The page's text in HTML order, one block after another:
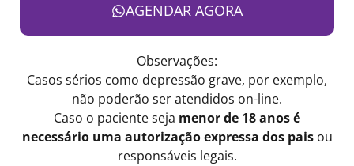
AGENDAR AGORA
Observações:
Casos sérios como depressão grave, por exemplo,
não poderão ser atendidos on-line.
Caso o paciente seja menor de 18 anos é
necessário uma autorização expressa dos paisou
responsáveis legais.